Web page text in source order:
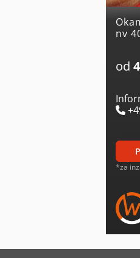
Okamžitě prodat nissan
nv
od
*za